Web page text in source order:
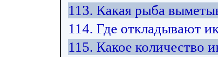
113. Какая рыба
114. Где откладывают
115. Какое